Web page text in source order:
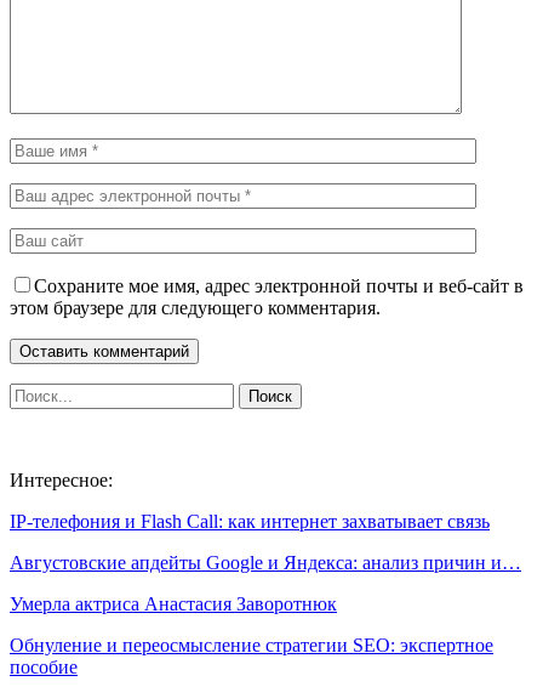
Сохраните мое имя, адрес электронной почты и веб-сайт в
этом браузере для следующего комментария.
Интересное:
IP-телефония и Flash Call: как интернет захватывает связь
Августовские апдейты Google и Яндекса: анализ причин и…
Умерла актриса Анастасия Заворотнюк
Обнуление и переосмысление стратегии SEO: экспертное
пособие